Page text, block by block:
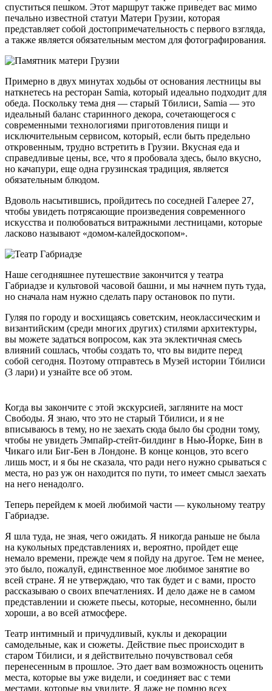
спуститься пешком. Этот маршрут также приведет вас мимо
печально известной статуи Матери Грузии, которая
представляет собой достопримечательность с первого взгляда,
а также является обязательным местом для фотографирования.
Примерно в двух минутах ходьбы от основания лестницы вы
наткнетесь на ресторан Samia, который идеально подходит для
обеда. Поскольку тема дня — старый Тбилиси, Samia — это
идеальный баланс старинного декора, сочетающегося с
современными технологиями приготовления пищи и
исключительным сервисом, который, если быть предельно
откровенным, трудно встретить в Грузии. Вкусная еда и
справедливые цены, все, что я пробовала здесь, было вкусно,
но качапури, еще одна грузинская традиция, является
обязательным блюдом.
Вдоволь насытившись, пройдитесь по соседней Галерее 27,
чтобы увидеть потрясающие произведения современного
искусства и полюбоваться витражными лестницами, которые
ласково называют «домом-калейдоскопом».
Наше сегодняшнее путешествие закончится у театра
Габриадзе и культовой часовой башни, и мы начнем путь туда,
но сначала нам нужно сделать пару остановок по пути.
Гуляя по городу и восхищаясь советским, неоклассическим и
византийским (среди многих других) стилями архитектуры,
вы можете задаться вопросом, как эта эклектичная смесь
влияний сошлась, чтобы создать то, что вы видите перед
собой сегодня. Поэтому отправтесь в Музей истории Тбилиси
(3 лари) и узнайте все об этом.
Когда вы закончите с этой экскурсией, загляните на мост
Свободы. Я знаю, что это не старый Тбилиси, и я не
вписываюсь в тему, но не заехать сюда было бы сродни тому,
чтобы не увидеть Эмпайр-стейт-билдинг в Нью-Йорке, Бин в
Чикаго или Биг-Бен в Лондоне. В конце концов, это всего
лишь мост, и я бы не сказала, что ради него нужно срываться с
места, но раз уж он находится по пути, то имеет смысл заехать
на него ненадолго.
Теперь перейдем к моей любимой части — кукольному театру
Габриадзе.
Я шла туда, не зная, чего ожидать. Я никогда раньше не была
на кукольных представлениях и, вероятно, пройдет еще
немало времени, прежде чем я пойду на другое. Тем не менее,
это было, пожалуй, единственное мое любимое занятие во
всей стране. Я не утверждаю, что так будет и с вами, просто
рассказываю о своих впечатлениях. И дело даже не в самом
представлении и сюжете пьесы, которые, несомненно, были
хороши, а во всей атмосфере.
Театр интимный и причудливый, куклы и декорации
самодельные, как и сюжеты. Действие пьес происходит в
старом Тбилиси, и я действительно почувствовал себя
перенесенным в прошлое. Это дает вам возможность оценить
места, которые вы уже видели, и соединяет вас с теми
местами, которые вы увидите. Я даже не помню всех